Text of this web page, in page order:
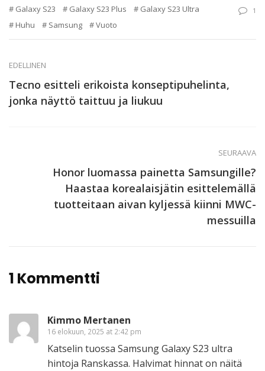
Galaxy S23 Galaxy S23 Plus
Galaxy S23 Ultra
Huhu
Samsung Vuoto
1
EDELLINEN
Tecno esitteli erikoista konseptipuhelinta,
jonka näyttö taittuu ja liukuu
SEURAAVA
Honor luomassa painetta Samsungille?
Haastaa korealaisjätin esittelemällä
tuotteitaan aivan kyljessä kiinni MWC-
messuilla
1 Kommentti
Kimmo Mertanen
16 elokuun, 2025 at 2:42 pm
Katselin tuossa Samsung Galaxy S23 ultra
hintoja Ranskassa. Halvimat hinnat on näitä